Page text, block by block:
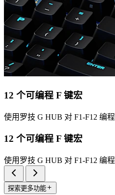
12 个可编程 F 键宏
使用罗技 G HUB 对 F1-F12 编
12 个可编程 F 键宏
使用罗技 G HUB 对 F1-F12 编
探索更多功能